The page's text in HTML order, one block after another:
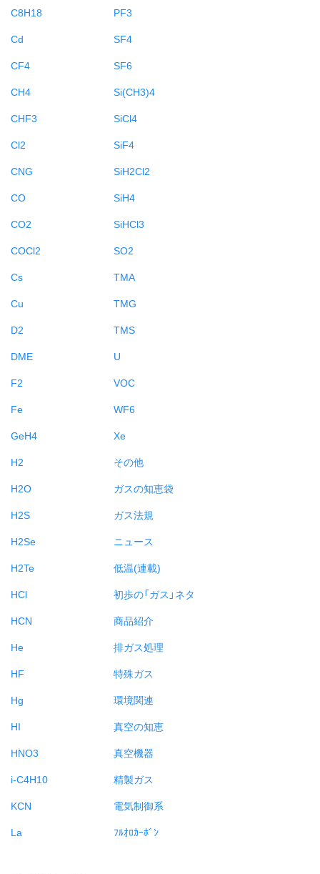
C8H18
Cd
CF4
CH4
CHF3
Cl2
CNG
CO
CO2
COCl2
Cs
Cu
D2
DME
F2
Fe
GeH4
H2
H2O
H2S
H2Se
H2Te
HCl
HCN
He
HF
Hg
HI
HNO3
i-C4H10
KCN
La
PF3
SF4
SF6
Si(CH3)4
SiCl4
SiF4
SiH2Cl2
SiH4
SiHCl3
SO2
TMA
TMG
TMS
U
VOC
WF6
Xe
その他
ガスの知恵袋
ガス法規
ニュース
低温(連載)
初歩の「ガス」ネタ
商品紹介
排ガス処理
特殊ガス
環境関連
真空の知恵
真空機器
精製ガス
電気制御系
ﾌﾙｵﾛｶｰﾎﾞﾝ